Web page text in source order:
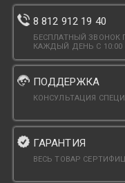
8 812 912 19 40
БЕСПЛАТНЫЙ ЗВОНОК
КАЖДЫЙ ДЕНЬ С 10:00
ПОДДЕРЖКА
КОНСУЛЬТАЦИЯ
ГАРАНТИЯ
ВЕСЬ ТОВАР